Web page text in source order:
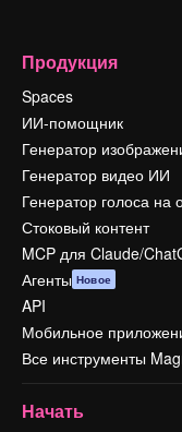
Продукция
Spaces
ИИ-помощник
Генератор
Генератор видео ИИ
Генератор голоса на
Стоковый контент
MCP для Claude/
Агенты Новое
API
Мобильное
Все инструменты
Начать